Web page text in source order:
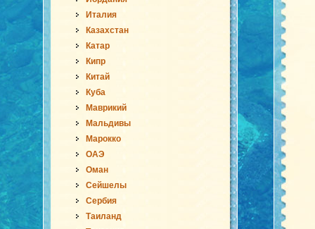
Италия
Казахстан
Катар
Кипр
Китай
Куба
Маврикий
Мальдивы
Марокко
ОАЭ
Оман
Сейшелы
Сербия
Таиланд